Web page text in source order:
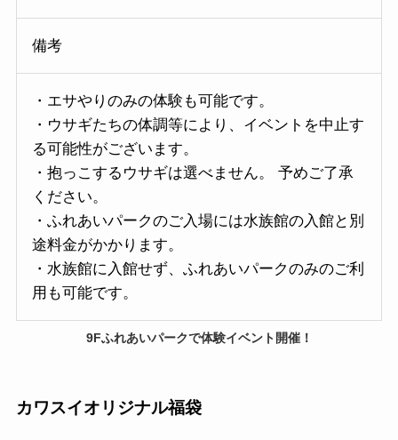
備考
・エサやりのみの体験も可能です。
・ウサギたちの体調等により、イベントを中止す
る可能性がございます。
・抱っこするウサギは選べません。 予めご了承
ください。
・ふれあいパークのご入場には水族館の入館と別
途料金がかかります。
・水族館に入館せず、ふれあいパークのみのご利
用も可能です。
9Fふれあいパークで体験イベント開催！
カワスイオリジナル福袋